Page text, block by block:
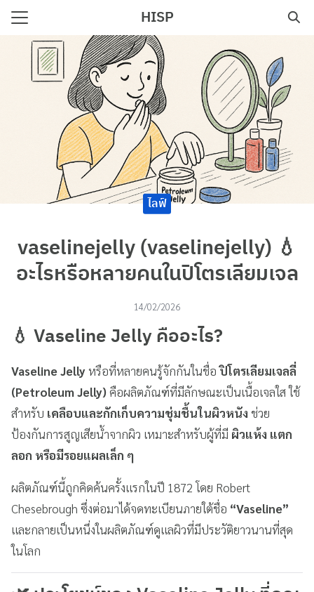
Skip
content
HISP
Search
ไลฟ์
vaselinejelly (vaselinejelly) 💧
อะไรหรือหลายคนในปิโตรเลียมเจล
14/02/2026
💧 Vaseline Jelly คืออะไร?
Vaseline Jellyหรือที่หลายคนรู้จักกันในชื่อปิโตรเลียมเจลลี่
(Petroleum Jelly) คือผลิตภัณฑ์ที่มีลักษณะเป็นเนื้อเจลใส ใช้
สำหรับ เคลือบและกักเก็บความชุ่มชื้นในผิวหนังช่วย
ป้องกันการสูญเสียน้ำจากผิว เหมาะสำหรับผู้ที่มี ผิวแห้ง แตก
ลอก หรือมีรอยแผลเล็ก ๆ
ผลิตภัณฑ์นี้ถูกคิดค้นครั้งแรกในปี 1872 โดย Robert
Chesebrough ซึ่งต่อมาได้จดทะเบียนภายใต้ชื่อ “Vaseline”
และกลายเป็นหนึ่งในผลิตภัณฑ์ดูแลผิวที่มีประวัติยาวนานที่สุด
ในโลก